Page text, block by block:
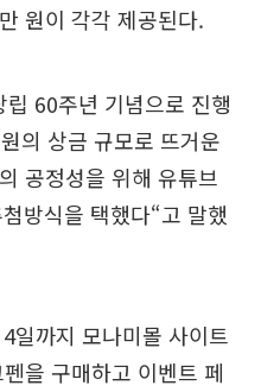
원이 각각 제공된다.
60주년 기념으로 진행
의 상금 규모로 뜨거운
공정성을 위해 유튜브
방식을 택했다“고 말했
일까지 모나미몰 사이트
을 구매하고 이벤트 페